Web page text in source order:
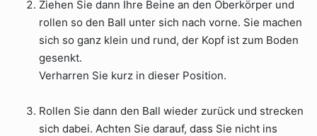
Ziehen Sie dann Ihre Beine an den Oberkörper und
rollen so den Ball unter sich nach vorne. Sie machen
sich so ganz klein und rund, der Kopf ist zum Boden
gesenkt.
Verharren Sie kurz in dieser Position.
Rollen Sie dann den Ball wieder zurück und strecken
sich dabei. Achten Sie darauf, dass Sie nicht ins